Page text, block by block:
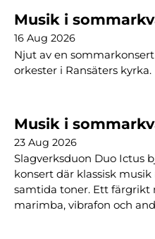
Musik i
16 Aug 2026
Njut av en
orkester i Ransäters kyrka.
Musik i
23 Aug 2026
Slagverksduon Duo Ictus
konsert där klassisk
samtida toner. Ett
marimba, vibrafon och